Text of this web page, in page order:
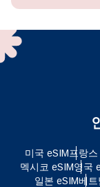
미국 eSIM프랑
멕시코 eSIM영국
일본 eSIM베트